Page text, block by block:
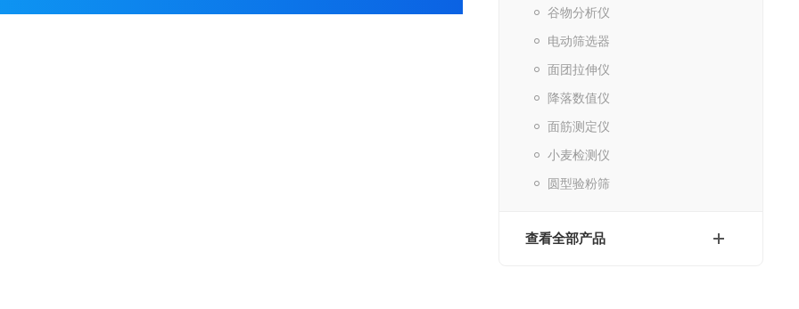
谷物分析仪
电动筛选器
面团拉伸仪
降落数值仪
面筋测定仪
小麦检测仪
圆型验粉筛
查看全部产品